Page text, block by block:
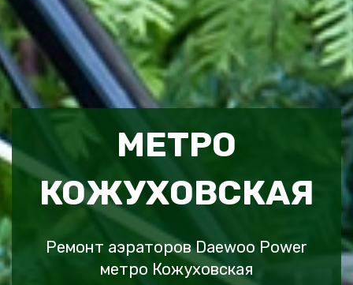
МЕТРО
КОЖУХОВСКАЯ
Ремонт аэраторов Daewoo Power
метро Кожуховская